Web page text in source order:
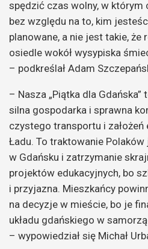
spędzić czas wolny, w którym
bez względu na to, kim
planowane, a nie jest takie,
osiedle wokół wysypiska
– podkreślał Adam
– Nasza „Piątka dla
silna gospodarka i sprawna
czystego transportu i
Ładu. To traktowanie
w Gdańsku i zatrzymanie
projektów edukacyjnych, bo
i przyjazna. Mieszkańcy
na decyzje w mieście, bo je
układu gdańskiego w
– wypowiedział się Michał